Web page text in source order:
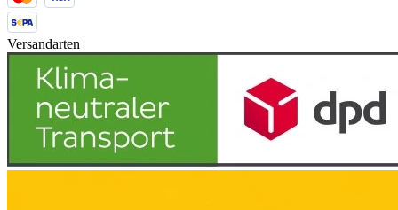
Versandarten